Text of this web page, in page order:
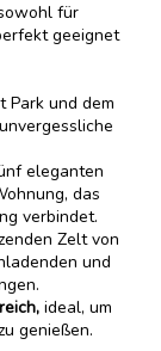
für
geeignet
Park und dem
eleganten
das
verbindet.
Zelt von
und
ideal, um
genießen.